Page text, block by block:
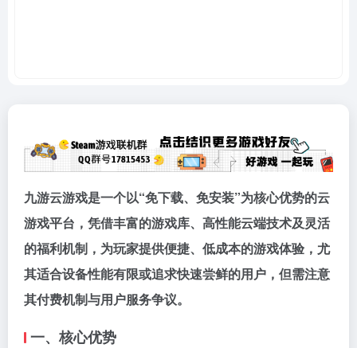
九游云游戏是一个以“免下载、免安装”为核心优势的云
游戏平台，凭借丰富的游戏库、高性能云端技术及灵活
的福利机制，为玩家提供便捷、低成本的游戏体验，尤
其适合设备性能有限或追求快速尝鲜的用户，但需注意
其付费机制与用户服务争议。
一、核心优势